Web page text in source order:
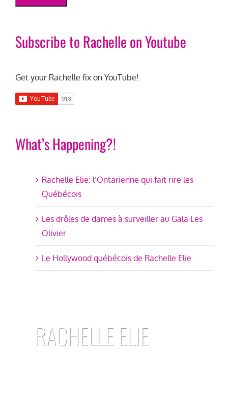
Subscribe to Rachelle on Youtube
Get your Rachelle fix on YouTube!
What’s Happening?!
Rachelle Elie: l’Ontarienne qui fait rire les
Québécois
Les drôles de dames à surveiller au Gala Les
Olivier
Le Hollywood québécois de Rachelle Elie